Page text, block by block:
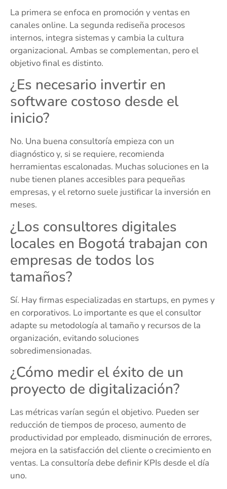
La primera se enfoca en promoción y ventas en
canales online. La segunda rediseña procesos
internos, integra sistemas y cambia la cultura
organizacional. Ambas se complementan, pero el
objetivo final es distinto.
¿Es necesario invertir en
software costoso desde el
inicio?
No. Una buena consultoría empieza con un
diagnóstico y, si se requiere, recomienda
herramientas escalonadas. Muchas soluciones en la
nube tienen planes accesibles para pequeñas
empresas, y el retorno suele justificar la inversión en
meses.
¿Los consultores digitales
locales en Bogotá trabajan con
empresas de todos los
tamaños?
Sí. Hay firmas especializadas en startups, en pymes y
en corporativos. Lo importante es que el consultor
adapte su metodología al tamaño y recursos de la
organización, evitando soluciones
sobredimensionadas.
¿Cómo medir el éxito de un
proyecto de digitalización?
Las métricas varían según el objetivo. Pueden ser
reducción de tiempos de proceso, aumento de
productividad por empleado, disminución de errores,
mejora en la satisfacción del cliente o crecimiento en
ventas. La consultoría debe definir KPIs desde el día
uno.